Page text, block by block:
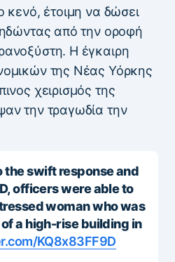
κενό, έτοιμη να δώσει
από την οροφή
Η έγκαιρη
της Νέας Υόρκης
χειρισμός της
την τραγωδία την
the swift response and
officers were able to
woman who was
a high-rise building in
KQ8x83FF9D